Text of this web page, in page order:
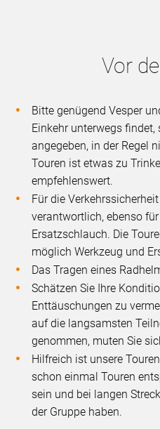
Vor
Bitte genügend Vesper
Einkehr unterwegs
angegeben, in der Regel
Touren ist etwas zu
empfehlenswert.
Für die
verantwortlich, ebenso
Ersatzschlauch. Die
möglich Werkzeug und
Das Tragen eines
Schätzen Sie Ihre
Enttäuschungen zu
auf die langsamsten
genommen, muten Sie
Hilfreich ist unsere
schon einmal Touren
sein und bei langen
der Gruppe haben.